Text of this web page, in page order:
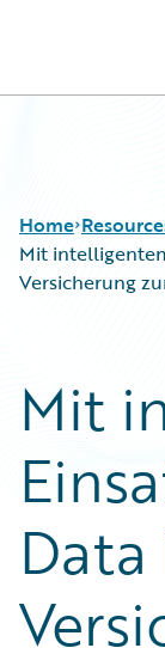
Home
Podcasts
Blog
Help and
Insurance
Careers
Customer
Developers
General
Partner
Technology
Trends
Mit
Versicherung
Mit